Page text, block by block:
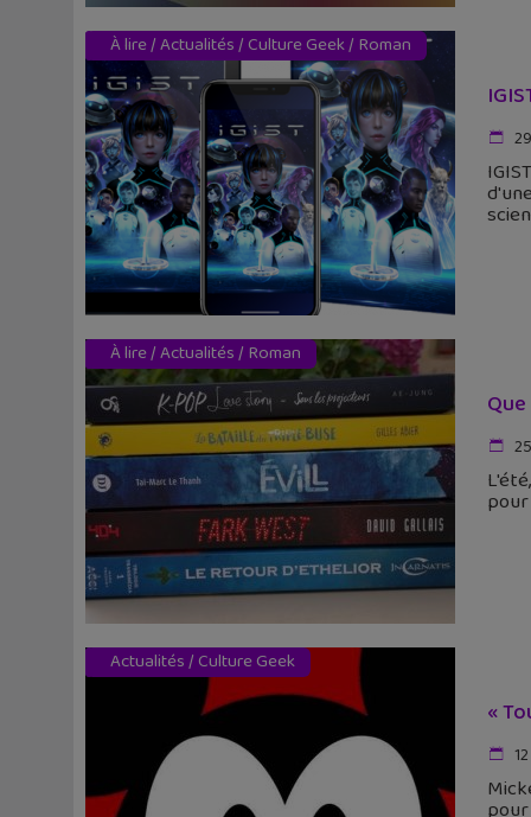
À lire/Actualités/ Culture Geek/ Roman
À lire/Actualités/ Roman
Actualités/ Culture Geek
«